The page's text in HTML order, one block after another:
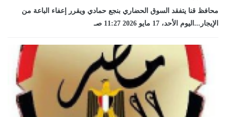
محافظ قنا يتفقد السوق الحضاري بنجع حمادي ويقرر إعفاء الباعة من
الإيجار...اليوم الأحد، 17 مايو 2026 11:27 صـ